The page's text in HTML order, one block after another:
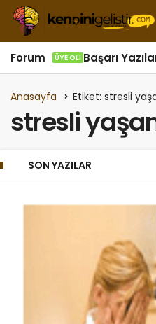
Forum ÜYE OL! Başarı
Anasayfa Etiket: stresli
stresli
SON YAZILAR